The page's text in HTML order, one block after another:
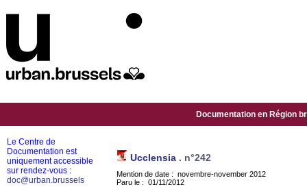
Documentation en Région
Ucclensia . n°242
Mention de date : novembre-november 2012
Paru le : 01/11/2012
Le Centre de
Documentation est
uniquement accessible
sur rendez-vous :
doc@urban.brussels